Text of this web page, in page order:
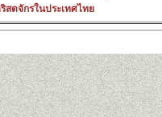
ตจักรในประเทศไทย